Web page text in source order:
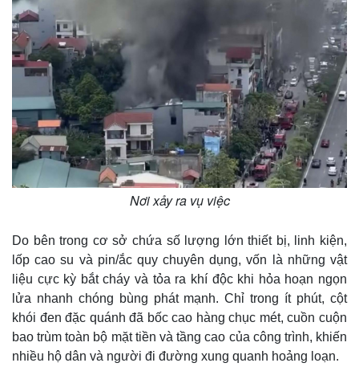
Nơi xảy ra vụ việc
Do bên trong cơ sở chứa số lượng lớn thiết bị, linh kiện,
lốp cao su và pin/ắc quy chuyên dụng, vốn là những vật
liệu cực kỳ bắt cháy và tỏa ra khí độc khi hỏa hoạn ngọn
lửa nhanh chóng bùng phát mạnh. Chỉ trong ít phút, cột
khói đen đặc quánh đã bốc cao hàng chục mét, cuồn cuộn
bao trùm toàn bộ mặt tiền và tầng cao của công trình, khiến
nhiều hộ dân và người đi đường xung quanh hoảng loạn.